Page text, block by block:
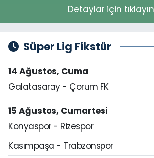
Detaylar için tıklayın
Süper Lig Fikstür
14 Ağustos, Cuma
Galatasaray - Çorum FK
15 Ağustos, Cumartesi
Konyaspor - Rizespor
Kasımpaşa - Trabzonspor